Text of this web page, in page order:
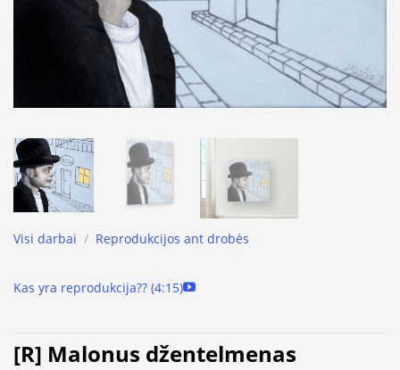
Visi darbai / Reprodukcijos ant drobės
Kas yra reprodukcija?? (4:15)
[R] Malonus džentelmenas